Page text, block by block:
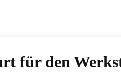
für den